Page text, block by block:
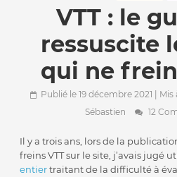
VTT : le
ressuscite
qui ne
Publié le 19 décembre 2021 |
Sébastien
12
Il y a trois ans, lors de la
freins VTT sur le site, j’avais jugé
entiertraitant de la difficulté à